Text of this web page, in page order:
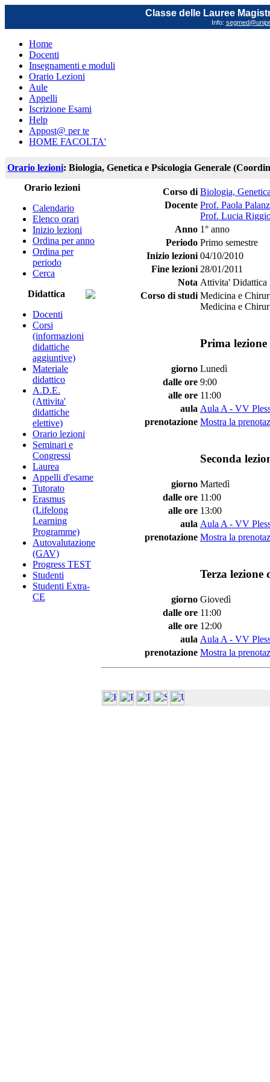
Classe delle Lauree
Info:
Home
Docenti
Insegnamenti e moduli
Orario Lezioni
Aule
Appelli
Iscrizione Esami
Help
Appost@ per te
HOME FACOLTA'
Orario lezioni: Biologia, Genetica e Psicologia Generale
Orario lezioni
Calendario
Elenco orari
Inizio lezioni
Ordina per anno
Ordina per
periodo
Cerca
Didattica
Docenti
Corsi
(informazioni
didattiche
aggiuntive)
Materiale
didattico
A.D.E.
(Attivita'
didattiche
elettive)
Orario lezioni
Seminari e
Congressi
Laurea
Appelli d'esame
Tutorato
Erasmus
(Lifelong
Learning
Programme)
Autovalutazione
(GAV)
Progress TEST
Studenti
Studenti Extra-
CE
Corso di Biologia,
Docente Prof. Paola
Prof. Lucia
Anno 1° anno
Periodo Primo semestre
Inizio lezioni 04/10/2010
Fine lezioni 28/01/2011
Nota Attivita' Didattica
Corso di studi Medicina e
Medicina e
Prima
giorno Lunedì
dalle ore 9:00
alle ore 11:00
aula Aula A - VV
prenotazione Mostra la
Seconda
giorno Martedì
dalle ore 11:00
alle ore 13:00
aula Aula A - VV
prenotazione Mostra la
Terza lezione
giorno Giovedì
dalle ore 11:00
alle ore 12:00
aula Aula A - VV
prenotazione Mostra la